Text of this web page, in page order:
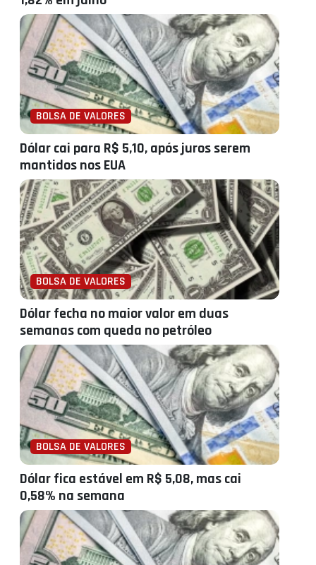
BOLSA DE VALORES
Dólar cai para R$ 5,10, após juros serem
mantidos nos EUA
BOLSA DE VALORES
Dólar fecha no maior valor em duas
semanas com queda no petróleo
BOLSA DE VALORES
Dólar fica estável em R$ 5,08, mas cai
0,58% na semana